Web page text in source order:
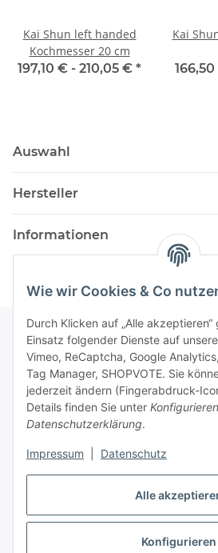
Alle
Konfigurieren
Wie wir Cookies & Co
Durch Klicken auf „Alle
Einsatz folgender Dienste auf
Vimeo, ReCaptcha, Google
Tag Manager, SHOPVOTE. Sie
jederzeit ändern (Fingerabdruck-
Details finden Sie unter Konfigurieren
Datenschutzerklärung.
Impressum Datenschutz
Kai Shun left handed
Kochmesser 20 cm
197,10 € - 210,05 € *
Kai
Auswahl
Hersteller
Informationen
Newsletter
Bitte senden Sie mir
Datenschutzerklärungregelmäßig
Informationen zu Ihrem
Newsletter Abonnieren
Vertrag